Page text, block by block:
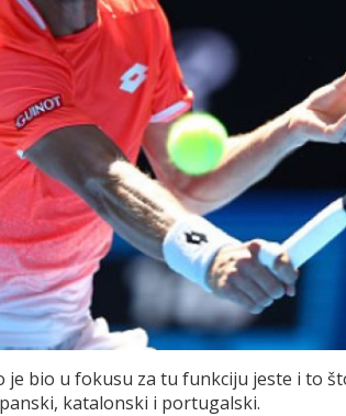
je bio u fokusu za tu funkciju jeste i to
katalonski i portugalski.